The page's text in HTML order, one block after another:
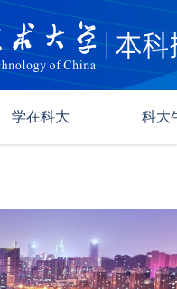
学在科大 科大